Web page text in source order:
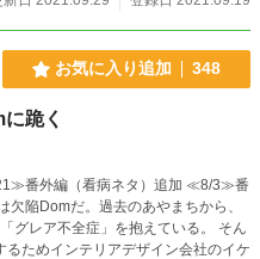
お気に入り追加 348
跪く
番外編（看病ネタ）追加 ≪8/3≫番
レア不全症」を抱えている。 そん
ためインテリアデザイン会社のイケ